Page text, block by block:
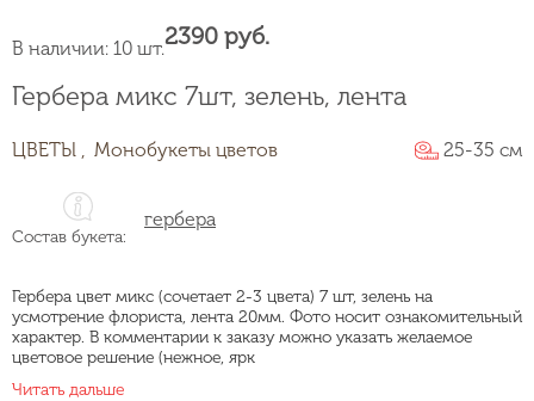
Гербера микс 7шт, зелень, лента
ЦВЕТЫ , Монобукеты цветов 25-35 см
Состав букета:
гербера
Гербера цвет микс (сочетает 2-3 цвета) 7 шт, зелень на
усмотрение флориста, лента 20мм. Фото носит ознакомительный
характер. В комментарии к заказу можно указать желаемое
цветовое решение (нежное, ярк
Читать дальше
В наличии: 10 шт.2390 руб.